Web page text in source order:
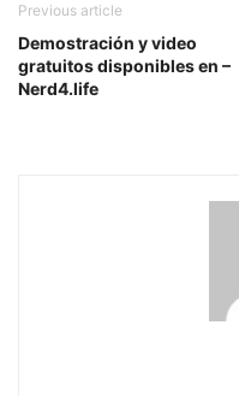
Previous article
Demostración y video
gratuitos disponibles en –
Nerd4.life